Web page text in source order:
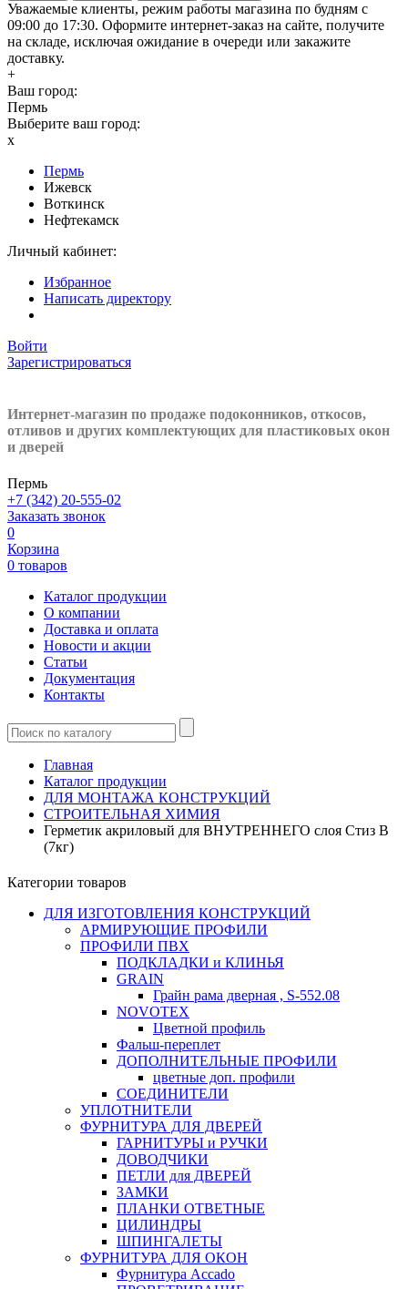
Уважаемые клиенты, режим работы магазина по будням с
09:00 до 17:30. Оформите интернет-заказ на сайте, получите
на складе, исключая ожидание в очереди или закажите
доставку.
+
Ваш город:
Пермь
Выберите ваш город:
x
Пермь
Ижевск
Воткинск
Нефтекамск
Личный кабинет:
Избранное
Написать директору
Войти
Зарегистрироваться
Интернет-магазин по продаже подоконников, откосов,
отливов и других комплектующих для пластиковых окон
и дверей
Пермь
+7 (342) 20-555-02
Заказать звонок
0
Корзина
0 товаров
Каталог продукции
О компании
Доставка и оплата
Новости и акции
Статьи
Документация
Контакты
Главная
Каталог продукции
ДЛЯ МОНТАЖА КОНСТРУКЦИЙ
СТРОИТЕЛЬНАЯ ХИМИЯ
Герметик акриловый для ВНУТРЕННЕГО слоя Стиз В
(7кг)
Категории товаров
ДЛЯ ИЗГОТОВЛЕНИЯ КОНСТРУКЦИЙ
АРМИРУЮЩИЕ ПРОФИЛИ
ПРОФИЛИ ПВХ
ПОДКЛАДКИ и КЛИНЬЯ
GRAIN
Грайн рама дверная , S-552.08
NOVOTEX
Цветной профиль
Фальш-переплет
ДОПОЛНИТЕЛЬНЫЕ ПРОФИЛИ
цветные доп. профили
СОЕДИНИТЕЛИ
УПЛОТНИТЕЛИ
ФУРНИТУРА ДЛЯ ДВЕРЕЙ
ГАРНИТУРЫ и РУЧКИ
ДОВОДЧИКИ
ПЕТЛИ для ДВЕРЕЙ
ЗАМКИ
ПЛАНКИ ОТВЕТНЫЕ
ЦИЛИНДРЫ
ШПИНГАЛЕТЫ
ФУРНИТУРА ДЛЯ ОКОН
Фурнитура Accado